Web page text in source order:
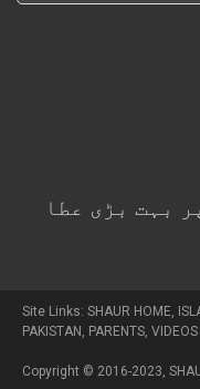
بہت بڑی عطا
Site Links: SHAUR HOME,
PAKISTAN , PARENTS, VIDEOS
Copyright © 2016-2023,